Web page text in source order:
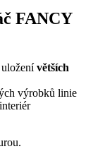
FANCY
větších
výrobků linie